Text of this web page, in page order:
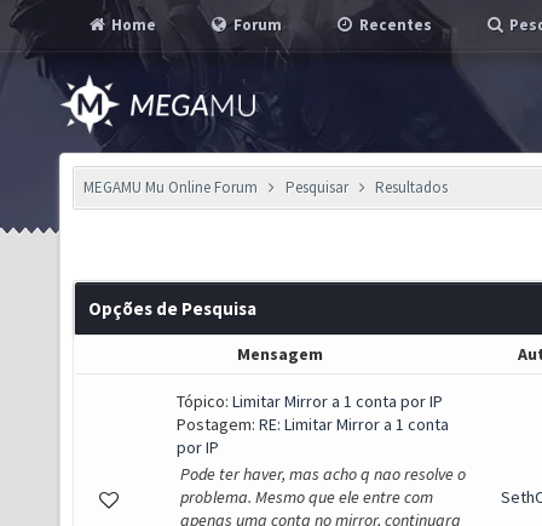
Home Forum Recentes
MEGAMU Mu Online Forum Pesquisar Resultados
Opções de Pesquisa
Mensagem
Tópico: Limitar Mirror a 1 conta por IP
Postagem: RE: Limitar Mirror a 1 conta
por IP
Pode ter haver, mas acho q nao resolve o
problema. Mesmo que ele entre com
apenas uma conta no mirror, continuara